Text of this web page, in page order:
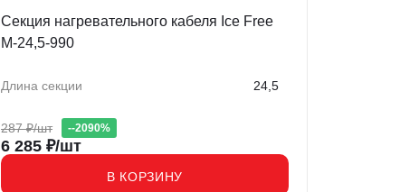
Секция нагревательного кабеля Ice Free
M-24,5-990
Длина секции 24,5
287₽/шт --2090%
6 285 ₽/шт
В КОРЗИНУ